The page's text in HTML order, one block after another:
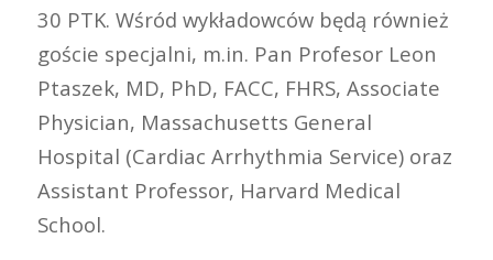
30 PTK. Wśród wykładowców będą również
goście specjalni, m.in. Pan Profesor Leon
Ptaszek, MD, PhD, FACC, FHRS, Associate
Physician, Massachusetts General
Hospital (Cardiac Arrhythmia Service) oraz
Assistant Professor, Harvard Medical
School.